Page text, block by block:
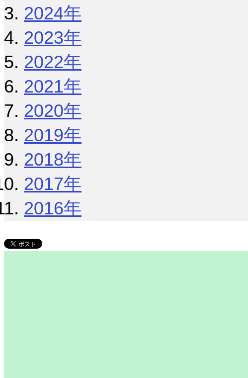
2024年
2023年
2022年
2021年
2020年
2019年
2018年
2017年
2016年